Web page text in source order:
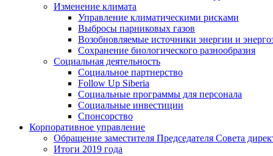
Изменение климата
Управление климатическими рисками
Выбросы парниковых газов
Возобновляемые источники энергии и
Сохранение биологического разнообразия
Социальная деятельность
Социальное партнерство
Follow Up Siberia
Социальные программы для персонала
Социальные инвестиции
Спонсорство
Корпоративное управление
Обращение заместителя Председателя Совета
Итоги 2019 года